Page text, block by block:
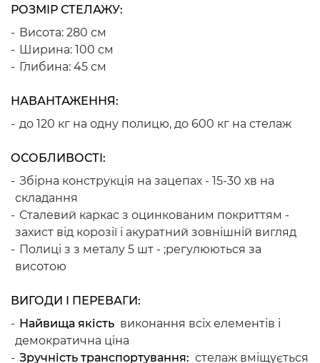
РОЗМІР СТЕЛАЖУ:
Висота: 280 см
Ширина: 100 см
Глибина: 45 см
НАВАНТАЖЕННЯ:
до 120 кг на одну полицю, до 600 кг на стелаж
ОСОБЛИВОСТІ:
Збірна конструкція на зацепах - 15-30 хв на
складання
Сталевий каркас з оцинкованим покриттям -
захист від корозії і акуратний зовнішній вигляд
Полиці з з металу 5 шт - ;регулюються за
висотою
ВИГОДИ І ПЕРЕВАГИ:
Найвища якість виконання всіх елементів і
демократична ціна
Зручність транспортування: стелаж вміщується